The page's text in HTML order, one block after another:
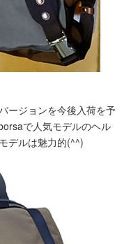
ージョンを今後入荷を予
で人気モデルのヘル
デルは魅力的(^^)